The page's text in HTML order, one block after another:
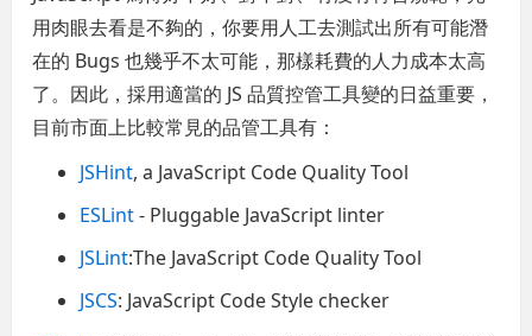
用肉眼去看是不夠的，你要用人工去測試出所有可能潛
在的 Bugs 也幾乎不太可能，那樣耗費的人力成本太高
了。因此，採用適當的 JS 品質控管工具變的日益重要，
目前市面上比較常見的品管工具有：
JSHint, a JavaScript Code Quality Tool
ESLint- Pluggable JavaScript linter
JSLint:The JavaScript Code Quality Tool
JSCS: JavaScript Code Style checker